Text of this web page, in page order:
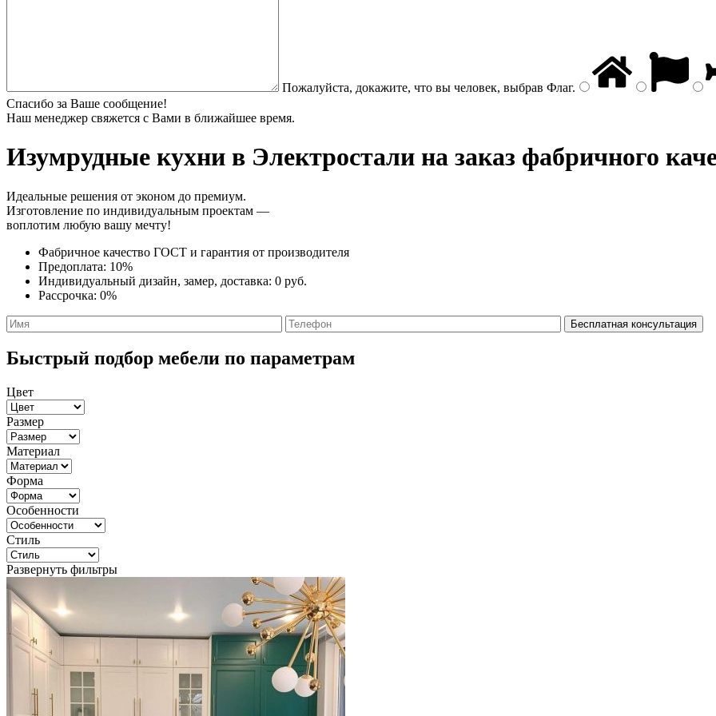
Пожалуйста, докажите, что вы человек, выбрав Флаг.
Спасибо за Ваше сообщение!
Наш менеджер свяжется с Вами в ближайшее время.
Изумрудные кухни в Электростали на заказ фабричного
Идеальные решения от эконом до премиум.
Изготовление по индивидуальным проектам —
воплотим любую вашу мечту!
Фабричное качество ГОСТ и гарантия от производителя
Предоплата: 10%
Индивидуальный дизайн, замер, доставка: 0 руб.
Рассрочка: 0%
Быстрый подбор мебели по параметрам
Цвет
Размер
Материал
Форма
Особенности
Стиль
Развернуть фильтры